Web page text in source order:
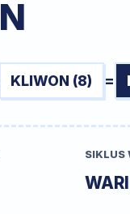
KLIWON (8) =
SIKLUS